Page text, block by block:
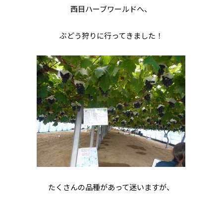
西目ハーブワールドへ、
ぶどう狩りに行ってきました！
たくさんの品種があって迷いますが、